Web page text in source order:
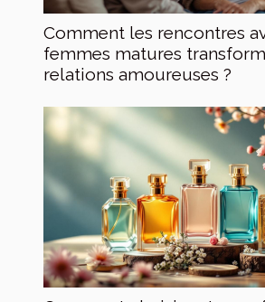
Comment les rencontres
femmes matures
relations amoureuses ?